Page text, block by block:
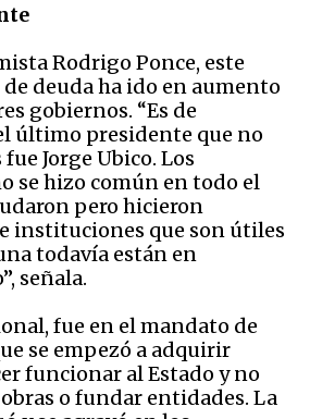
Rodrigo Ponce, este
deuda ha ido en aumento
gobiernos. “Es de
último presidente que no
Jorge Ubico. Los
se hizo común en todo el
pero hicieron
instituciones que son útiles
todavía están en
señala.
fue en el mandato de
se empezó a adquirir
funcionar al Estado y no
o fundar entidades. La